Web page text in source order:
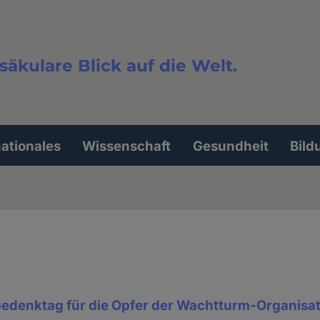
Blick auf die Welt.
Wissenschaft Gesundheit
für die Opfer der Wachtturm-